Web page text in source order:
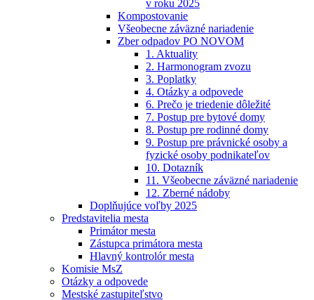
v roku 2025
Kompostovanie
Všeobecne záväzné nariadenie
Zber odpadov PO NOVOM
1. Aktuality
2. Harmonogram zvozu
3. Poplatky
4. Otázky a odpovede
6. Prečo je triedenie dôležité
7. Postup pre bytové domy
8. Postup pre rodinné domy
9. Postup pre právnické osoby a
fyzické osoby podnikateľov
10. Dotazník
11. Všeobecne záväzné nariadenie
12. Zberné nádoby
Doplňujúce voľby 2025
Predstavitelia mesta
Primátor mesta
Zástupca primátora mesta
Hlavný kontrolór mesta
Komisie MsZ
Otázky a odpovede
Mestské zastupiteľstvo